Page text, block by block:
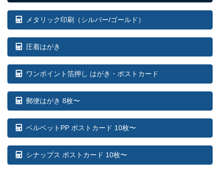
メタリック印刷（シルバー/ゴールド）
圧着はがき
ワンポイント箔押し はがき・ポストカード
郵便はがき 8枚〜
ベルベットPP ポストカード 10枚〜
シナップス ポストカード 10枚〜